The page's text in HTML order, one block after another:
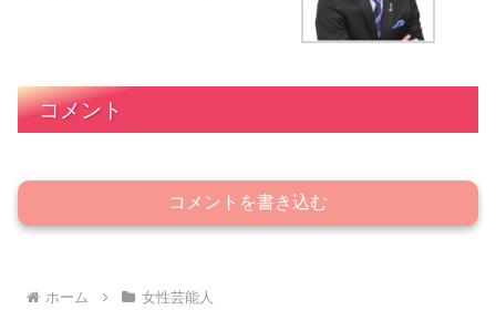
コメント
コメントを書き込む
ホーム 女性芸能人